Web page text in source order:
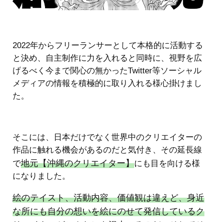
2022年からフリーランサーとして本格的に活動する
と決め、自主制作に力を入れると同時に、視野を広
げるべく今まで関心の無かったTwitter等ソーシャル
メディアの情報を積極的に取り入れる様心掛けまし
た。
そこには、日本だけでなく世界中のクリエイターの
作品に触れる機会があるのだと気付き、その延長線
で地元【沖縄のクリエイター】にも目を向ける様
になりました。
絵のテイスト、活動内容、価値観は違えど、身近
な所にも自分の想いを絵にのせて発信しているク